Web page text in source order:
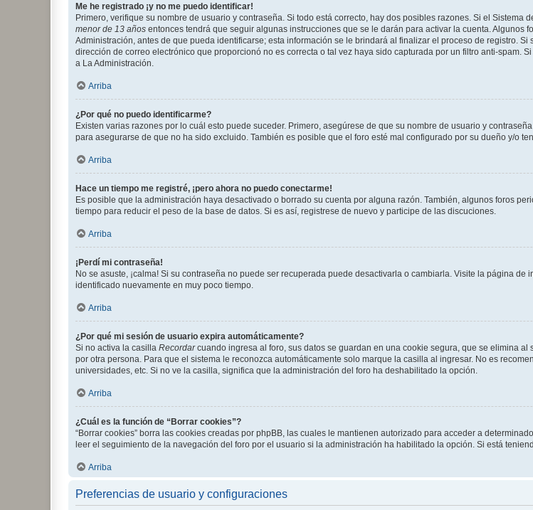
Me he registrado ¡y no me puedo identificar!
Primero, verifique su nombre de usuario y contraseña. Si todo está correcto, hay dos posibles razones. Si el
menor de 13 años entonces tendrá que seguir algunas instrucciones que se le darán para activar la cuenta. Algunos
Administración, antes de que pueda identificarse; esta información se le brindará al finalizar el proceso de registro.
dirección de correo electrónico que proporcionó no es correcta o tal vez haya sido capturada por un filtro anti-spam.
a La Administración.
Arriba
¿Por qué no puedo identificarme?
Existen varias razones por lo cuál esto puede suceder. Primero, asegúrese de que su nombre de usuario y
para asegurarse de que no ha sido excluido. También es posible que el foro esté mal configurado por su dueño y/o
Arriba
Hace un tiempo me registré, ¡pero ahora no puedo conectarme!
Es posible que la administración haya desactivado o borrado su cuenta por alguna razón. También, algunos foros
tiempo para reducir el peso de la base de datos. Si es así, registrese de nuevo y participe de las discuciones.
Arriba
¡Perdí mi contraseña!
No se asuste, ¡calma! Si su contraseña no puede ser recuperada puede desactivarla o cambiarla. Visite la página de
identificado nuevamente en muy poco tiempo.
Arriba
¿Por qué mi sesión de usuario expira automáticamente?
Si no activa la casilla Recordarcuando ingresa al foro, sus datos se guardan en una cookie segura, que se elimina
por otra persona. Para que el sistema le reconozca automáticamente solo marque la casilla al ingresar. No es
universidades, etc. Si no ve la casilla, significa que la administración del foro ha deshabilitado la opción.
Arriba
¿Cuál es la función de “Borrar cookies”?
“Borrar cookies” borra las cookies creadas por phpBB, las cuales le mantienen autorizado para acceder a
leer el seguimiento de la navegación del foro por el usuario si la administración ha habilitado la opción. Si está
Arriba
Preferencias de usuario y configuraciones